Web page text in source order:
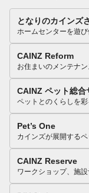
となりのカインズ
ホームセンターを遊
CAINZ Reform
お住まいのメンテナ
CAINZ ペット総合
ペットとのくらしを
Pet’s One
カインズが展開する
CAINZ Reserve
ワークショップ、施